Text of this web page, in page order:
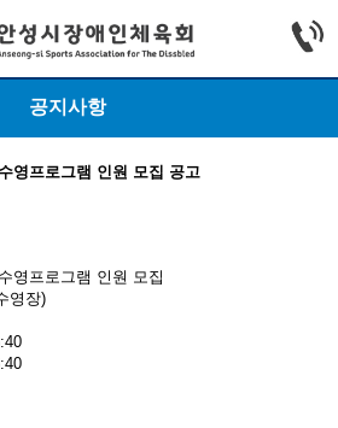
공지사항
영프로그램 인원 모집 공고
영프로그램 인원 모집
영장)